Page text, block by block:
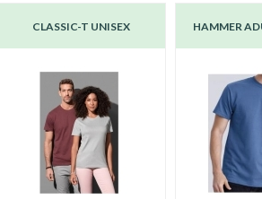
CLASSIC-T UNISEX HAMMER